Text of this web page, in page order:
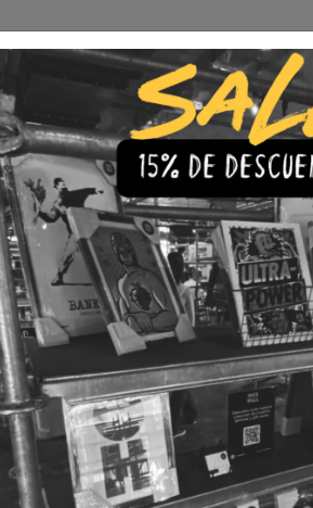
IluminaciónPrecios de cuadros &
|
🇨🇱
💎
LÁMINA
Con